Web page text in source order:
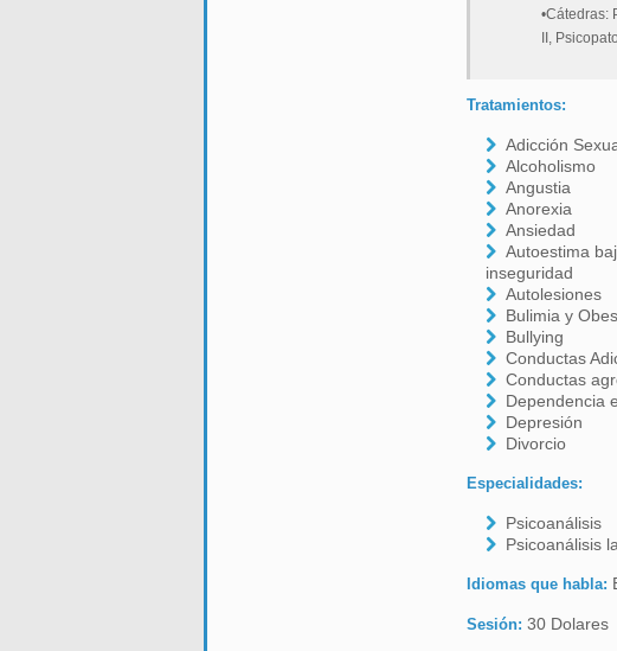
•Cátedras:
II,
Tratamientos:
Adicción
Alcoholismo
Angustia
Anorexia
Ansiedad
Autoestima
inseguridad
Autolesiones
Bulimia y
Bullying
Conductas
Conductas
Dependencia
Depresión
Divorcio
Especialidades:
Psicoanálisis
Psicoanálisis
Idiomas que habla:
Sesión: 30 Dolares